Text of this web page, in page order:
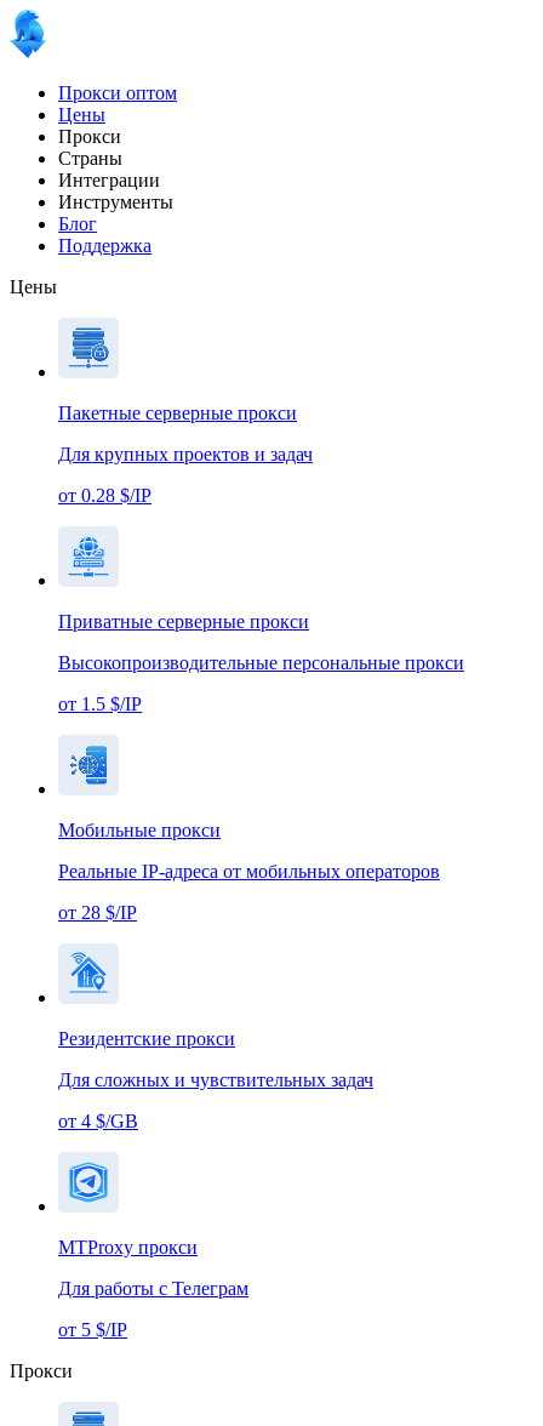
Прокси оптом
Цены
Прокси
Страны
Интеграции
Инструменты
Блог
Поддержка
Цены
Пакетные серверные прокси
Для крупных проектов и задач
от 0.28 $/IP
Приватные серверные прокси
Высокопроизводительные персональные прокси
от 1.5 $/IP
Мобильные прокси
Реальные IP-адреса от мобильных операторов
от 28 $/IP
Резидентские прокси
Для сложных и чувствительных задач
от 4 $/GB
MTProxy прокси
Для работы с Телеграм
от 5 $/IP
Прокси